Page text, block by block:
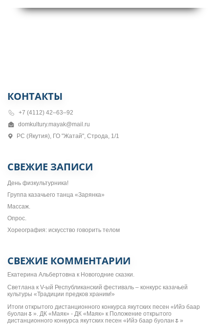
КОНТАКТЫ
+7 (4112) 42–63–92
domkultury.mayak@mail.ru
РС (Якутия), ГО "Жатай", Строда, 1/1
СВЕЖИЕ ЗАПИСИ
День физкультурника!
Группа казачьего танца «Зарянка»
Массаж.
Опрос.
Хореография: искусство говорить телом
СВЕЖИЕ КОММЕНТАРИИ
Екатерина Альбертовна к Новогодние сказки.
Светлана к V-ый Республиканский фестиваль – конкурс казачьей
культуры «Традиции предков храним!»
Итоги открытого дистанционного конкурса якутских песен «Ийэ баар
буолан🌷». ДК «Маяк» - ДК «Маяк» к Положение открытого
дистанционного конкурса якутских песен «Ийэ баар буолан🌷»